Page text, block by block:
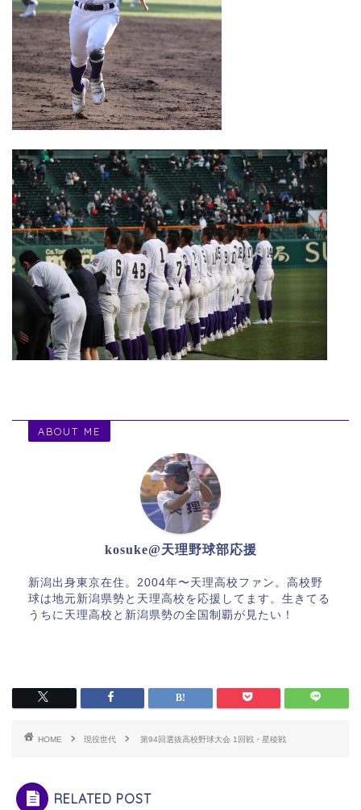
ABOUT ME
kosuke@天理野球部応援
新潟出身東京在住。2004年〜天理高校ファン。高校野
球は地元新潟県勢と天理高校を応援してます。生きてる
うちに天理高校と新潟県勢の全国制覇が見たい！
HOME 現役世代 第94回選抜高校野球大会 1回戦・星稜戦
RELATED POST